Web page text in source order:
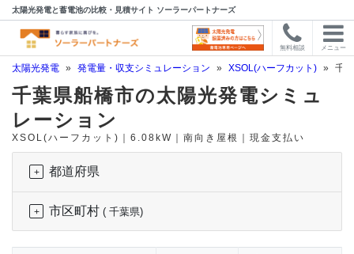
太陽光発電と蓄電池の比較・見積サイト ソーラーパートナーズ
無料相談 メニュー
太陽光発電 » 発電量・収支シミュレーション » XSOL(ハーフカット) » 千
千葉県船橋市の太陽光発電シミュ
レーション
XSOL(ハーフカット)｜6.08kW｜南向き屋根｜現金支払い
都道府県
市区町村 ( 千葉県)